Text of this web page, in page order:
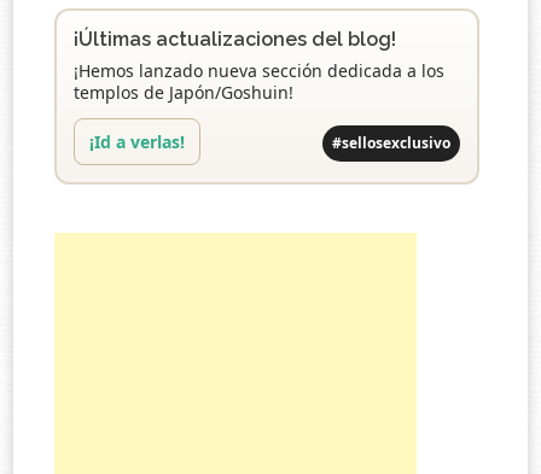
¡Últimas actualizaciones del blog!
¡Hemos lanzado nueva sección dedicada a los
templos de Japón/Goshuin!
¡Id a verlas! #sellosexclusivo